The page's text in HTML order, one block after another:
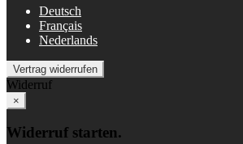
Deutsch
Français
Nederlands
Vertrag widerrufen
Widerruf
×
Widerruf starten.